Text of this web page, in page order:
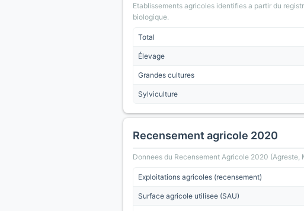
Etablissements agricoles identifies a partir du
biologique.
Total
Élevage
Grandes cultures
Sylviculture
Recensement agricole 2020
Donnees du Recensement Agricole 2020
Exploitations agricoles (recensement)
Surface agricole utilisee (SAU)